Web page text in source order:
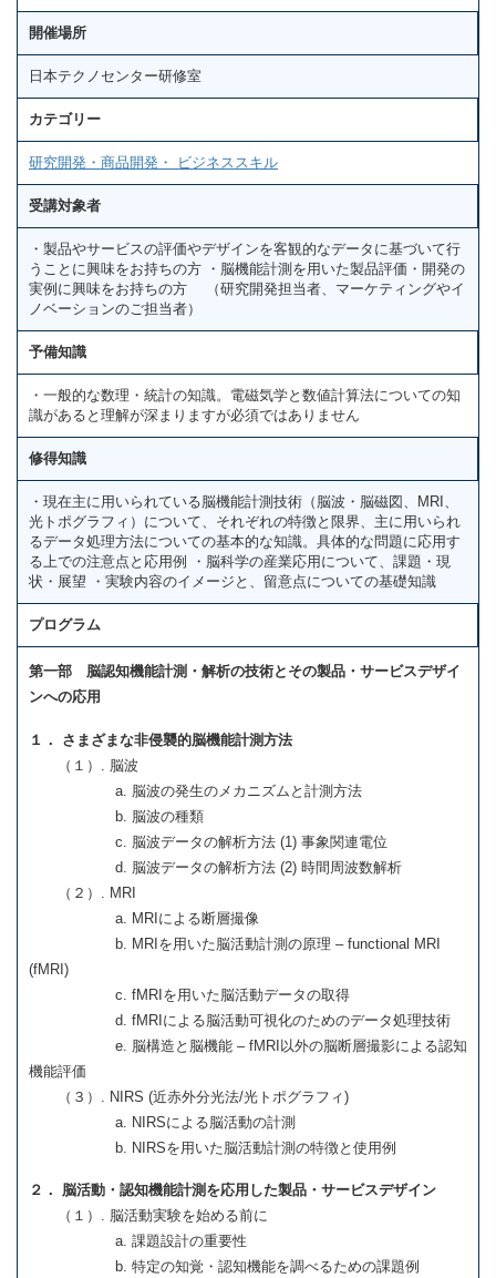
開催場所
日本テクノセンター研修室
カテゴリー
研究開発・商品開発・ ビジネススキル
受講対象者
・製品やサービスの評価やデザインを客観的なデータに基づいて行
うことに興味をお持ちの方 ・脳機能計測を用いた製品評価・開発の
実例に興味をお持ちの方 （研究開発担当者、マーケティングやイ
ノベーションのご担当者）
予備知識
・一般的な数理・統計の知識。電磁気学と数値計算法についての知
識があると理解が深まりますが必須ではありません
修得知識
・現在主に用いられている脳機能計測技術（脳波・脳磁図、MRI、
光トポグラフィ）について、それぞれの特徴と限界、主に用いられ
るデータ処理方法についての基本的な知識。具体的な問題に応用す
る上での注意点と応用例 ・脳科学の産業応用について、課題・現
状・展望 ・実験内容のイメージと、留意点についての基礎知識
プログラム
第一部 脳認知機能計測・解析の技術とその製品・サービスデザイ
ンへの応用
１． さまざまな非侵襲的脳機能計測方法
（１）. 脳波
a. 脳波の発生のメカニズムと計測方法
b. 脳波の種類
c. 脳波データの解析方法 (1) 事象関連電位
d. 脳波データの解析方法 (2) 時間周波数解析
（２）. MRI
a. MRIによる断層撮像
b. MRIを用いた脳活動計測の原理 – functional MRI
(fMRI)
c. fMRIを用いた脳活動データの取得
d. fMRIによる脳活動可視化のためのデータ処理技術
e. 脳構造と脳機能 – fMRI以外の脳断層撮影による認知
機能評価
（３）. NIRS (近赤外分光法/光トポグラフィ)
a. NIRSによる脳活動の計測
b. NIRSを用いた脳活動計測の特徴と使用例
２． 脳活動・認知機能計測を応用した製品・サービスデザイン
（１）. 脳活動実験を始める前に
a. 課題設計の重要性
b. 特定の知覚・認知機能を調べるための課題例